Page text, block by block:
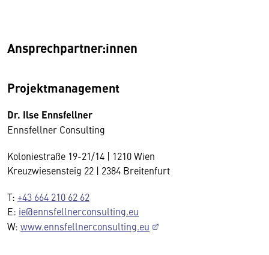
Ansprechpartner:innen
Projektmanagement
Dr. Ilse Ennsfellner
Ennsfellner Consulting
Koloniestraße 19-21/14 | 1210 Wien
Kreuzwiesensteig 22 | 2384 Breitenfurt
T: +43 664 210 62 62
E: ie@ennsfellnerconsulting.eu
W: www.ennsfellnerconsulting.eu